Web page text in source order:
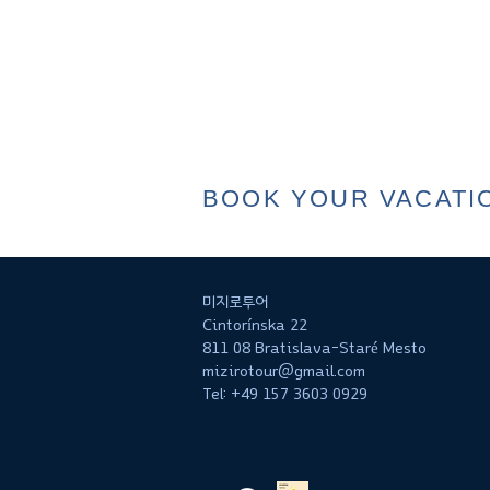
BOOK YOUR
미지로투어
Cintorínska 22
811 08 Bratislava-Staré Mesto
mizirotour@gmail.com
Tel: +49 157 3603 0929